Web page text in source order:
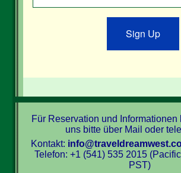
Sign Up
Für Reservation und
uns bitte über Mail oder
Kontakt:
Telefon: +1 (541) 535 2015
PST)